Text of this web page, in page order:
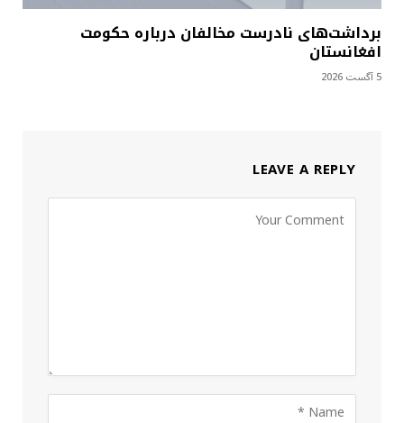
برداشت‌های نادرست مخالفان درباره حکومت
افغانستان
5 آگست 2026
LEAVE A REPLY